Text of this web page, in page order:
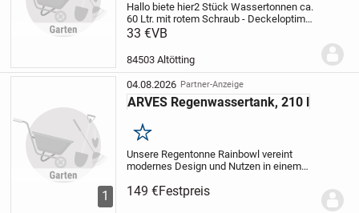
Hallo biete hier2 Stück Wassertonnen ca.
60 Ltr. mit rotem Schraub - Deckel optimal
zum Einlegen für Gurken oder
Sück
33 €VB
84503 Altötting
1
04.08.2026 Partner-Anzeige
ARVES Regenwassertank, 210 l
Merken
Unsere Regentonne Rainbowl vereint
modernes Design und Nutzen in einem
und wirkt zugleich als Designelement in
Ihrem Garten. Durch die schlichte bzw.
149 €Festpreis